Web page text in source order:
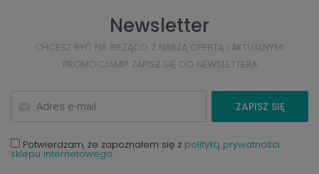
Newsletter
CHCESZ BYĆ NA BIEŻĄCO Z NASZĄ OFERTĄ I AKTUALNYMI
PROMOCJAMI? ZAPISZ SIĘ DO NEWSLETTERA
ZAPISZ SIĘ
Potwierdzam, że zapoznałem się z polityką prywatności
sklepu internetowego.